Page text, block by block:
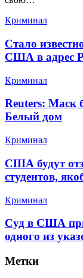
Криминал
Стало
США в адрес
Криминал
Reuters: Маск
Белый дом
Криминал
США будут
студентов,
Криминал
Суд в США
одного из
Метки